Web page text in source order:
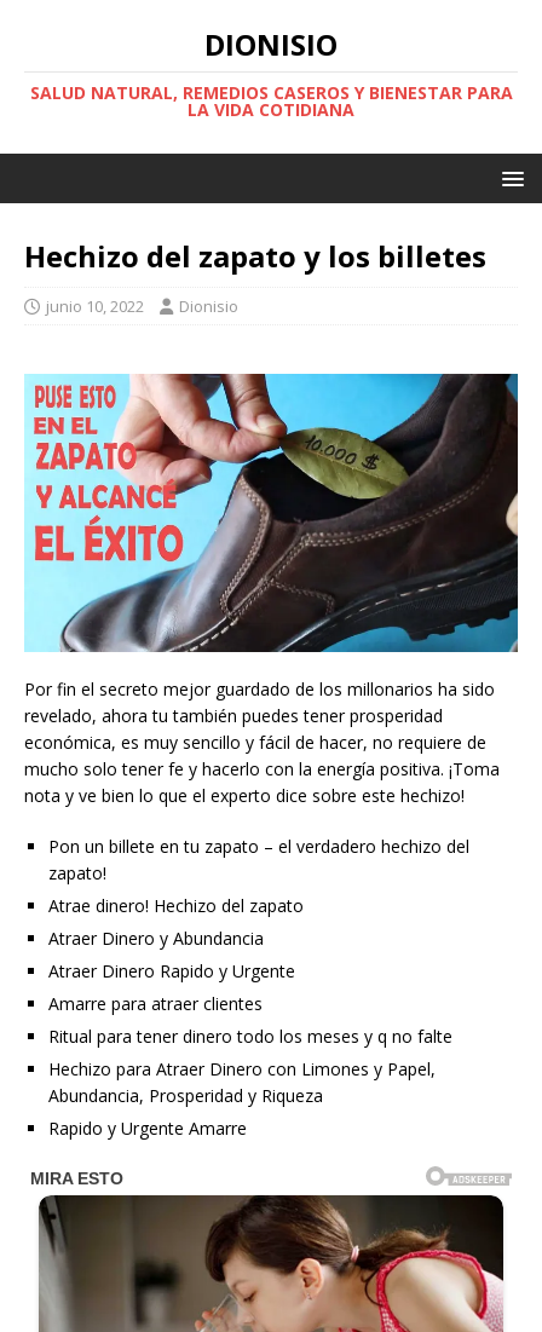
DIONISIO
SALUD NATURAL, REMEDIOS CASEROS Y BIENESTAR PARA
LA VIDA COTIDIANA
Hechizo del zapato y los billetes
junio 10, 2022 Dionisio
Por fin el secreto mejor guardado de los millonarios ha sido
revelado, ahora tu también puedes tener prosperidad
económica, es muy sencillo y fácil de hacer, no requiere de
mucho solo tener fe y hacerlo con la energía positiva. ¡Toma
nota y ve bien lo que el experto dice sobre este hechizo!
Pon un billete en tu zapato – el verdadero hechizo del
zapato!
Atrae dinero! Hechizo del zapato
Atraer Dinero y Abundancia
Atraer Dinero Rapido y Urgente
Amarre para atraer clientes
Ritual para tener dinero todo los meses y q no falte
Hechizo para Atraer Dinero con Limones y Papel,
Abundancia, Prosperidad y Riqueza
Rapido y Urgente Amarre